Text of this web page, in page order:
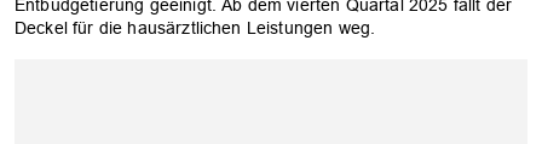
Entbudgetierung geeinigt. Ab dem vierten Quartal 2025 fällt der
Deckel für die hausärztlichen Leistungen weg.